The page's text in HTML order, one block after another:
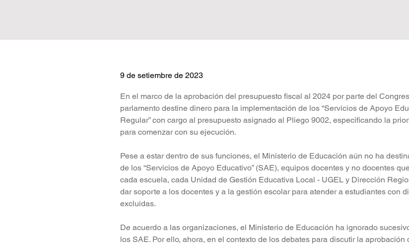
9 de setiembre de 2023
En el marco de la aprobación del presupuesto fiscal al 2024 por parte del
parlamento destine dinero para la implementación de los “Servicios de Apoyo
Regular” con cargo al presupuesto asignado al Pliego 9002, especificando la
para comenzar con su ejecución.
Pese a estar dentro de sus funciones, el Ministerio de Educación aún no ha
de los “Servicios de Apoyo Educativo” (SAE), equipos docentes y no docentes
cada escuela, cada Unidad de Gestión Educativa Local - UGEL y Dirección
dar soporte a los docentes y a la gestión escolar para atender a estudiantes con
excluidas.
De acuerdo a las organizaciones, el Ministerio de Educación ha ignorado
los SAE. Por ello, ahora, en el contexto de los debates para discutir la